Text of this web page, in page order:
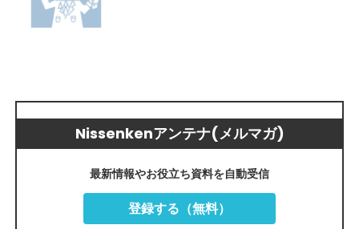
Nissenkenアンテナ(メルマガ)
最新情報やお役立ち資料を自動受信
登録する（無料）